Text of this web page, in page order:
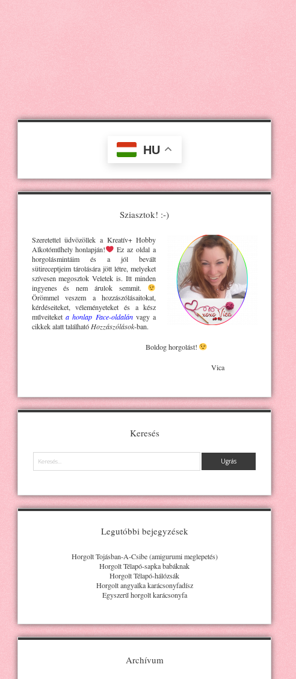
HU
Sziasztok! :-)
Szeretettel üdvözöllek a Kreatív+ Hobby
Alkotóműhelyhonlapján!
Ez az oldal a
horgolásmintáim és a jól bevált
sütireceptjeim tárolására jött létre, melyeket
szívesen megosztok Veletek is. Itt minden
ingyenes és nem árulok semmit.
Örömmel veszem a hozzászólásaitokat,
kérdéseiteket, véleményeteket és a kész
műveiteket a honlap Face-oldalánvagy a
cikkek alatt található Hozzászólások-ban.
Boldog horgolást!
Vica
Keresés
Keresés
Legutóbbi bejegyzések
Horgolt Tojásban-A-Csibe (amigurumi meglepetés)
Horgolt Télapó-sapka babáknak
Horgolt Télapó-hálózsák
Horgolt angyalka karácsonyfadísz
Egyszerű horgolt karácsonyfa
Archívum